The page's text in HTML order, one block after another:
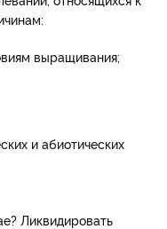
выращивания;
и абиотических
Ликвидировать